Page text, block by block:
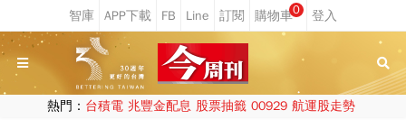
0
熱門： 台積電 兆豐金配息 股票抽籤 00929 航運股走勢